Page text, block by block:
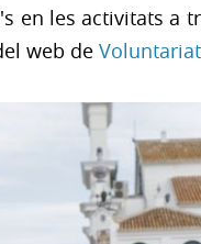
les activitats a
web de